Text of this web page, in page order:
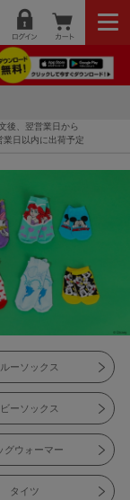
後、翌営業日から
業日以内に出荷予定
ーソックス
ーソックス
グウォーマー
タイツ